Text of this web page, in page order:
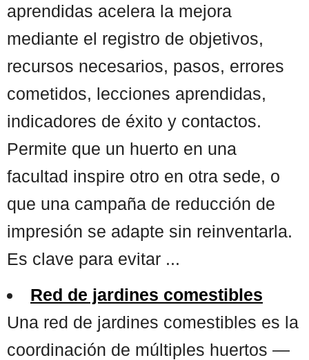
aprendidas acelera la mejora
mediante el registro de objetivos,
recursos necesarios, pasos, errores
cometidos, lecciones aprendidas,
indicadores de éxito y contactos.
Permite que un huerto en una
facultad inspire otro en otra sede, o
que una campaña de reducción de
impresión se adapte sin reinventarla.
Es clave para evitar ...
Red de jardines comestibles
Una red de jardines comestibles es la
coordinación de múltiples huertos —